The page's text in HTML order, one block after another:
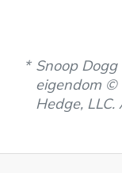
Snoop
eigendom ©
Hedge,